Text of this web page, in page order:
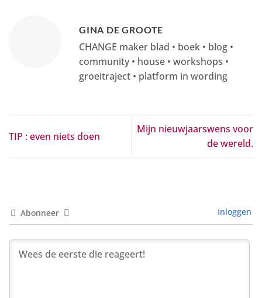
GINA DE GROOTE
CHANGE maker blad • boek • blog •
community • house • workshops •
groeitraject • platform in wording
TIP : even niets doen
Mijn nieuwjaarswens voor
de wereld.
Abonneer Inloggen